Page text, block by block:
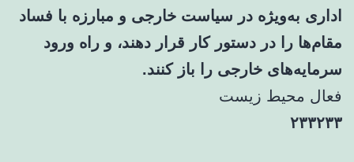
اداری به‌ویژه در سیاست خارجی و مبارزه با فساد
مقام‌ها را در دستور کار قرار دهند، و راه ورود
سرمایه‌های خارجی را باز کنند.
فعال محیط زیست
۲۳۳۲۳۳